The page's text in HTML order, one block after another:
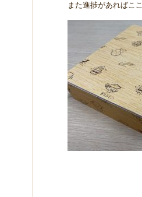
また進捗があればこ